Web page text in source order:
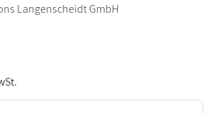
Langenscheidt GmbH